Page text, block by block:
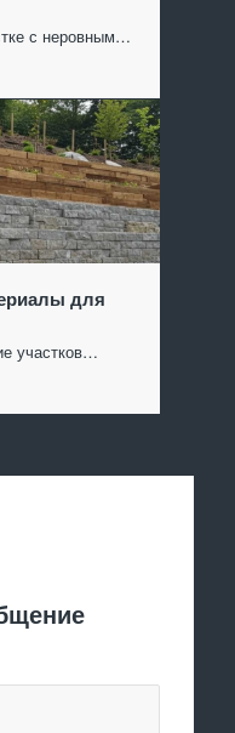
с неровным…
для
участков…